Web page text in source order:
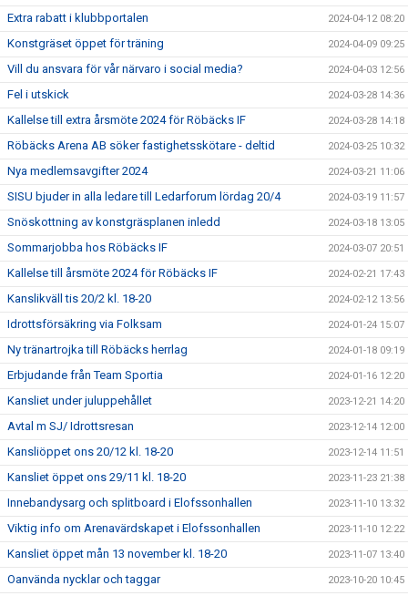
Extra rabatt i klubbportalen 2024-04-12 08:20
Konstgräset öppet för träning 2024-04-09 09:25
Vill du ansvara för vår närvaro i social media? 2024-04-03 12:56
Fel i utskick 2024-03-28 14:36
Kallelse till extra årsmöte 2024 för Röbäcks IF 2024-03-28 14:18
Röbäcks Arena AB söker fastighetsskötare - deltid 2024-03-25 10:32
Nya medlemsavgifter 2024 2024-03-21 11:06
SISU bjuder in alla ledare till Ledarforum lördag 20/4 2024-03-19 11:57
Snöskottning av konstgräsplanen inledd 2024-03-18 13:05
Sommarjobba hos Röbäcks IF 2024-03-07 20:51
Kallelse till årsmöte 2024 för Röbäcks IF 2024-02-21 17:43
Kanslikväll tis 20/2 kl. 18-20 2024-02-12 13:56
Idrottsförsäkring via Folksam 2024-01-24 15:07
Ny tränartrojka till Röbäcks herrlag 2024-01-18 09:19
Erbjudande från Team Sportia 2024-01-16 12:20
Kansliet under juluppehållet 2023-12-21 14:20
Avtal m SJ/ Idrottsresan 2023-12-14 12:00
Kansliöppet ons 20/12 kl. 18-20 2023-12-14 11:51
Kansliet öppet ons 29/11 kl. 18-20 2023-11-23 21:38
Innebandysarg och splitboard i Elofssonhallen 2023-11-10 13:32
Viktig info om Arenavärdskapet i Elofssonhallen 2023-11-10 12:22
Kansliet öppet mån 13 november kl. 18-20 2023-11-07 13:40
Oanvända nycklar och taggar 2023-10-20 10:45